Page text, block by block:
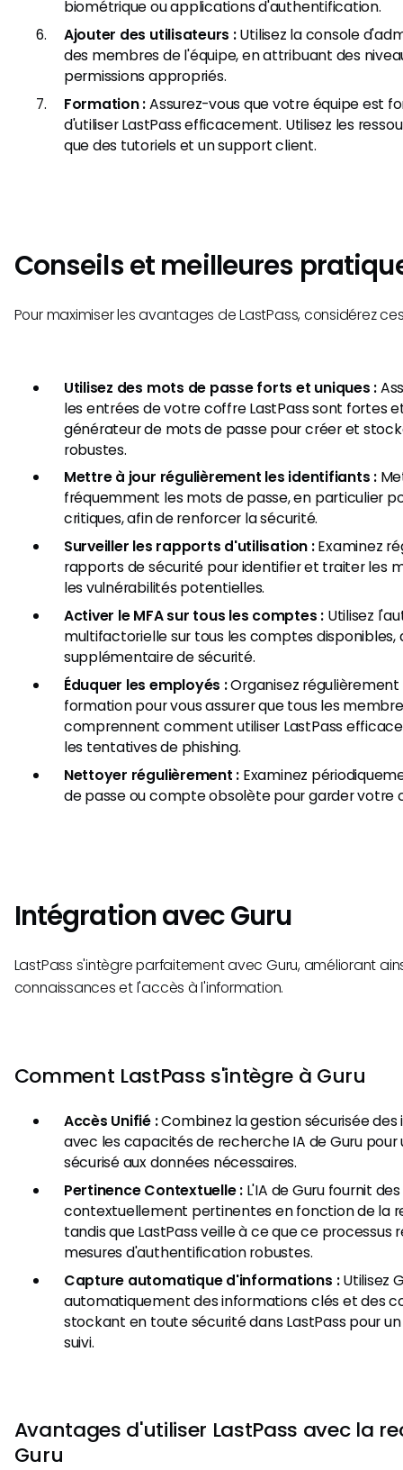
biométrique ou applications d'authentification.
Ajouter des utilisateurs :Utilisez la console
des membres de l'équipe, en attribuant des
permissions appropriés.
Formation :Assurez-vous que votre équipe est
d'utiliser LastPass efficacement. Utilisez les
que des tutoriels et un support client.
Conseils et meilleures
Pour maximiser les avantages de LastPass, considérez
Utilisez des mots de passe forts et uniques :
les entrées de votre coffre LastPass sont fortes
générateur de mots de passe pour créer et
robustes.
Mettre à jour régulièrement les identifiants :
fréquemment les mots de passe, en particulier
critiques, afin de renforcer la sécurité.
Surveiller les rapports d'utilisation :Examinez
rapports de sécurité pour identifier et traiter les
les vulnérabilités potentielles.
Activer le MFA sur tous les comptes : Utilisez
multifactorielle sur tous les comptes
supplémentaire de sécurité.
Éduquer les employés :Organisez régulièrement
formation pour vous assurer que tous les
comprennent comment utiliser LastPass
les tentatives de phishing.
Nettoyer régulièrement : Examinez
de passe ou compte obsolète pour garder votre
Intégration avec Guru
LastPass s'intègre parfaitement avec Guru, améliorant
connaissances et l'accès à l'information.
Comment LastPass s'intègre à Guru
Accès Unifié :Combinez la gestion sécurisée des
avec les capacités de recherche IA de Guru
sécurisé aux données nécessaires.
Pertinence Contextuelle :L'IA de Guru fournit
contextuellement pertinentes en fonction de la
tandis que LastPass veille à ce que ce processus
mesures d'authentification robustes.
Capture automatique d'informations :Utilisez
automatiquement des informations clés et des
stockant en toute sécurité dans LastPass pour
suivi.
Avantages d'utiliser LastPass avec la
Guru